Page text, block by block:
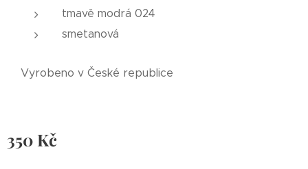
tmavě modrá 024
smetanová
Vyrobeno v České republice
350 Kč